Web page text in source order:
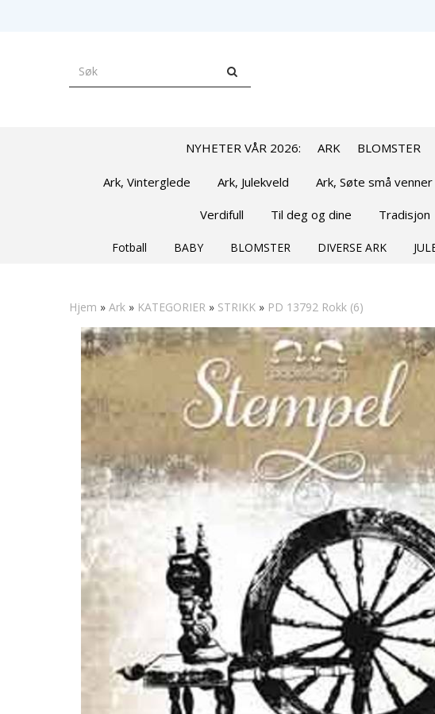
NYHETER VÅR 2026: ARK BLOMSTER
Ark, Vinterglede Ark, Julekveld Ark, Søte små venner
Verdifull Til deg og dine Tradisjon
Fotball BABY BLOMSTER DIVERSE ARK
Hjem » Ark » KATEGORIER » STRIKK » PD 13792 Rokk (6)